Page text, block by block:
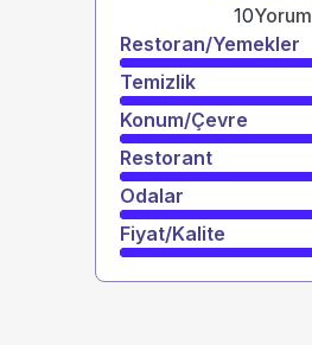
10Yorum
Restoran/Yemekler
Temizlik
Konum/Çevre
Restorant
Odalar
Fiyat/Kalite